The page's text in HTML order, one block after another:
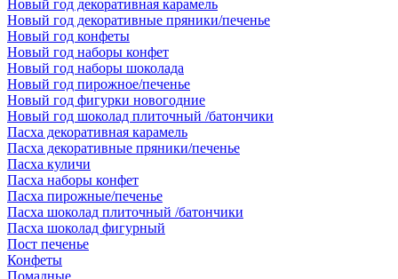
Новый год декоративная карамель
Новый год декоративные пряники/печенье
Новый год конфеты
Новый год наборы конфет
Новый год наборы шоколада
Новый год пирожное/печенье
Новый год фигурки новогодние
Новый год шоколад плиточный /батончики
Пасха декоративная карамель
Пасха декоративные пряники/печенье
Пасха куличи
Пасха наборы конфет
Пасха пирожные/печенье
Пасха шоколад плиточный /батончики
Пасха шоколад фигурный
Пост печенье
Конфеты
Помадные